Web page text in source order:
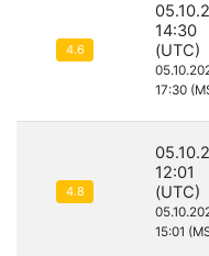
4.6
14:30
(UTC)
17:30
4.8
12:01
(UTC)
15:01